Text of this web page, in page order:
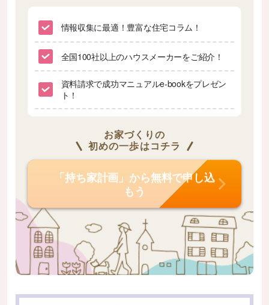
情報収集に最適！豊富な住宅コラム！
全国100社以上のハウスメーカーをご紹介！
資料請求で成功マニュアルe-bookをプレゼン
ト！
お家づくりの
初めの一歩はコチラ
「持ち家計画」から無料で申し込
もう